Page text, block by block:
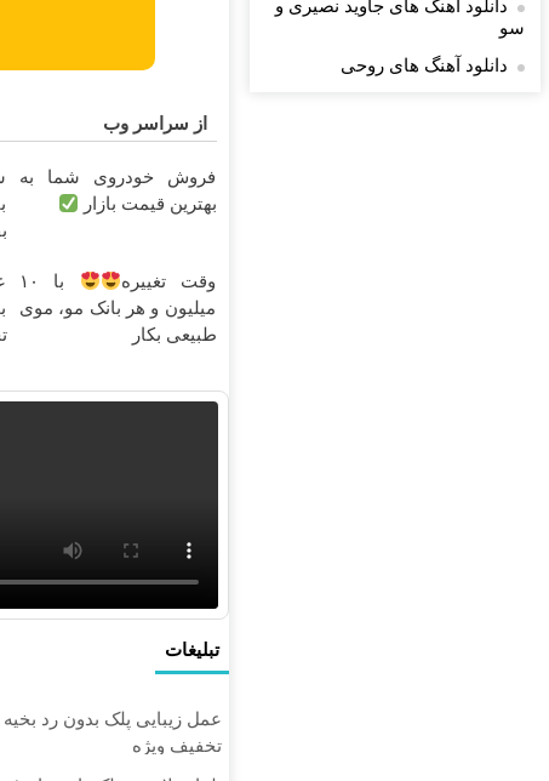
از سراسر وب
فروش خودروی شما به
بهترین قیمت بازار
وقت تغییره
با ۱۰
میلیون و هر بانک مو، موی
طبیعی بکار
تبلیغات
عمل زیبایی پلک بدون رد بخیه
تخفیف ویژه
دانلود آهنگ های جاوید نصیری و
سو
دانلود آهنگ های روحی